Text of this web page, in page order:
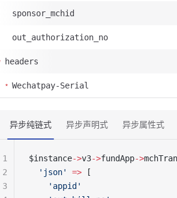
sponsor_mchid
out_authorization_no
headers
Wechatpay-Serial
异步纯链式 异步声明式 异步属性式
$instance->v3->fundApp->
  'json'
=> [
    'appid'
1
2
3